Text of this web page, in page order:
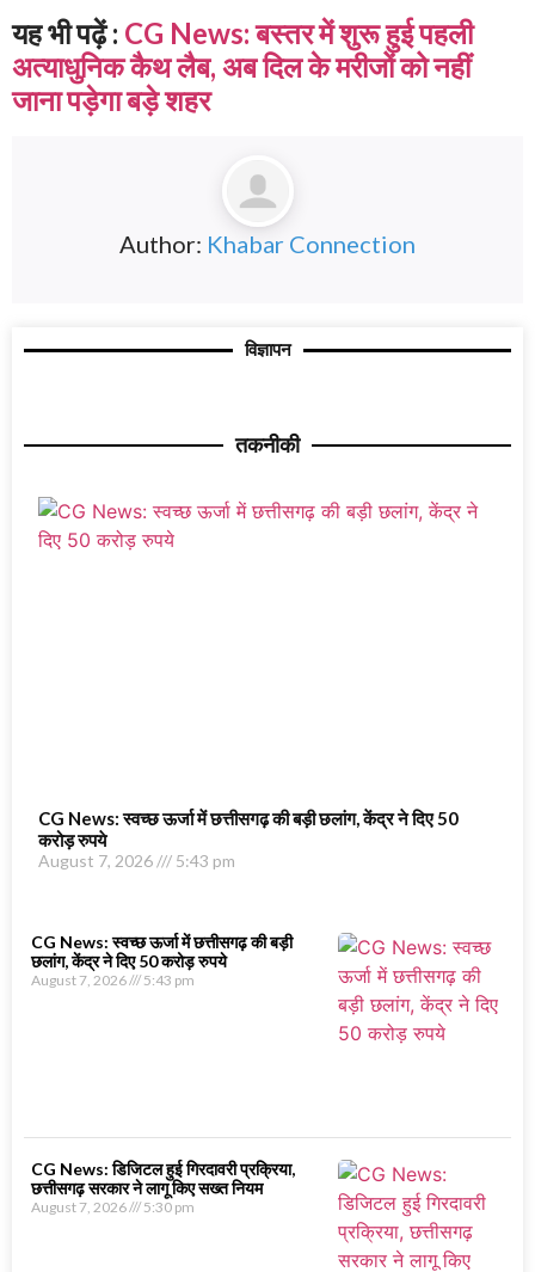
यह भी पढ़ें : CG News: बस्तर में शुरू हुई पहली
अत्याधुनिक कैथ लैब, अब दिल के मरीजों को नहीं
जाना पड़ेगा बड़े शहर
Author: Khabar Connection
विज्ञापन
तकनीकी
CG News: स्वच्छ ऊर्जा में छत्तीसगढ़ की बड़ी छलांग, केंद्र ने दिए 50
करोड़ रुपये
August 7, 2026 5:43 pm
CG News: स्वच्छ ऊर्जा में छत्तीसगढ़ की बड़ी
छलांग, केंद्र ने दिए 50 करोड़ रुपये
August 7, 2026 5:43 pm
CG News: डिजिटल हुई गिरदावरी प्रक्रिया,
छत्तीसगढ़ सरकार ने लागू किए सख्त नियम
August 7, 2026 5:30 pm